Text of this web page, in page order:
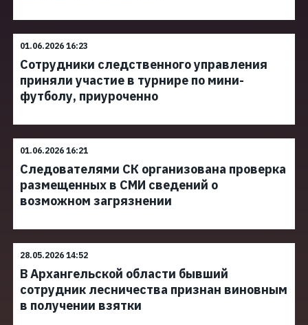
01.06.2026 16:23
Сотрудники следственного управления
приняли участие в турнире по мини-
футболу, приуроченно
01.06.2026 16:21
Следователями СК организована проверка
размещенных в СМИ сведений о
возможном загрязнении
28.05.2026 14:52
В Архангельской области бывший
сотрудник лесничества признан виновным
в получении взятки